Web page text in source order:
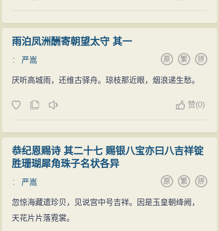
雨泊凤洲酬寄朝望太守 其一
： 严嵩 拼
繁
原
厌听高城雨，还维古驿舟。琼枝那近眼，烟浪递生愁。
赞(0)
恭纪恩赐诗 其二十七 赐银八宝亦曰八吉祥锭
胜珊瑚犀角珠子名状各异
： 严嵩 拼
繁
原
忽惊海藏遗珍贝，见说宫中号吉祥。因是玉皇朝绛阙，
天花片片落霓裳。